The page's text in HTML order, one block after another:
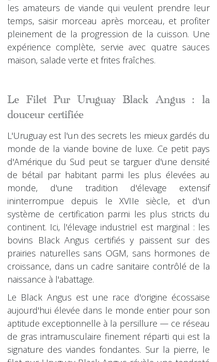
les amateurs de viande qui veulent prendre leur
temps, saisir morceau après morceau, et profiter
pleinement de la progression de la cuisson. Une
expérience complète, servie avec quatre sauces
maison, salade verte et frites fraîches.
Le Filet Pur Uruguay Black Angus : la
douceur certifiée
L'Uruguay est l'un des secrets les mieux gardés du
monde de la viande bovine de luxe. Ce petit pays
d'Amérique du Sud peut se targuer d'une densité
de bétail par habitant parmi les plus élevées au
monde, d'une tradition d'élevage extensif
ininterrompue depuis le XVIIe siècle, et d'un
système de certification parmi les plus stricts du
continent. Ici, l'élevage industriel est marginal : les
bovins Black Angus certifiés y paissent sur des
prairies naturelles sans OGM, sans hormones de
croissance, dans un cadre sanitaire contrôlé de la
naissance à l'abattage.
Le Black Angus est une race d'origine écossaise
aujourd'hui élevée dans le monde entier pour son
aptitude exceptionnelle à la persillure — ce réseau
de gras intramusculaire finement réparti qui est la
signature des viandes fondantes. Sur la pierre, le